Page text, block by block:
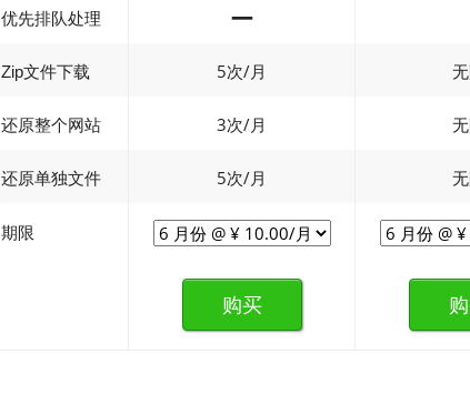
优先排队处理 —
Zip文件下载 5次/月
还原整个网站 3次/月
还原单独文件 5次/月
期限
购买